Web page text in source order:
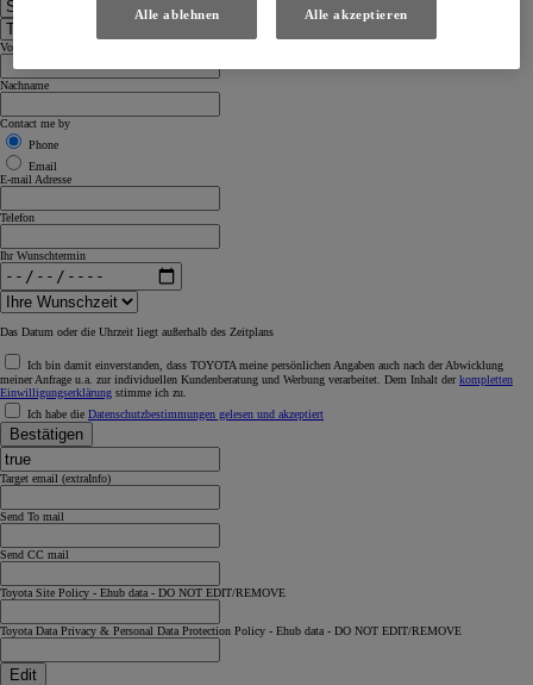
Vorname
Nachname
Contact me by
Phone
Email
E-mail Adresse
Telefon
Ihr Wunschtermin
Das Datum oder die Uhrzeit liegt außerhalb des Zeitplans
Ich bin damit einverstanden, dass TOYOTA meine persönlichen Angaben auch nach der Abwicklung
meiner Anfrage u.a. zur individuellen Kundenberatung und Werbung verarbeitet. Dem Inhalt derkompletten
Einwilligungserklärung stimme ich zu.
Ich habe die Datenschutzbestimmungen gelesen und akzeptiert
Bestätigen
Target email (extraInfo)
Send To mail
Send CC mail
Toyota Site Policy - Ehub data - DO NOT EDIT/REMOVE
Toyota Data Privacy & Personal Data Protection Policy - Ehub data - DO NOT EDIT/REMOVE
Edit
Alle ablehnen Alle akzeptieren